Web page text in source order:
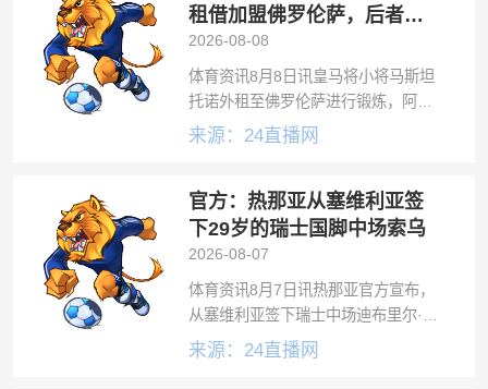
租借加盟佛罗伦萨，后者承
担全额薪水
2026-08-08
体育资讯8月8日讯皇马将小将马斯坦
托诺外租至佛罗伦萨进行锻炼，阿根
廷人预计会获得更多的一线队出场时
细节。马斯坦托诺以纯租借且免费的
形式
来源：24直播网
官方：热那亚从塞维利亚签
下29岁的瑞士国脚中场索乌
2026-08-07
体育资讯8月7日讯热那亚官方宣布，
从塞维利亚签下瑞士中场迪布里尔·索
乌。当地时间本周四，热那亚俱乐部
来源：24直播网